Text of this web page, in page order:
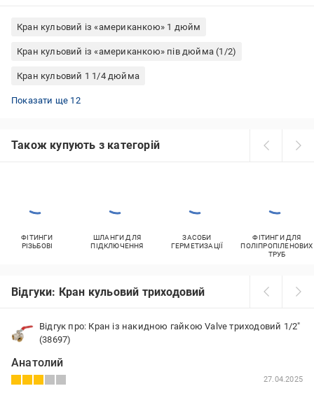
Кран кульовий із «американкою» 1 дюйм
Кран кульовий із «американкою» пів дюйма (1/2)
Кран кульовий 1 1/4 дюйма
Кран кульовий 1/4
Кран кульовий 3/4 дюйма
Кран кульовий поліпропілен
Кран кульовий для води ½ дюйма
Крани кульові 50 мм
Запірна арматура Valtec кран кульовий із «американкою»
Запірна арматура Valtec кран кульовий
Кран кульовий латунь
Запірна арматура кутова приладові крани
Кран кутовий із «американкою» ½ дюйма
Кран кульовий 1 дюйм
Кран кульовий із «американкою» 3/4 дюйма
Показати ще 12
Також купують з категорій
ФІТИНГИ
РІЗЬБОВІ
ШЛАНГИ ДЛЯ
ПІДКЛЮЧЕННЯ
ЗАСОБИ
ГЕРМЕТИЗАЦІЇ
ФІТИНГИ ДЛЯ
ПОЛІПРОПІЛЕНОВИХ
ТРУБ
Відгуки: Кран кульовий триходовий
Відгук про: Кран із накидною гайкою Valve триходовий 1/2"
(38697)
Анатолий
27.04.2025